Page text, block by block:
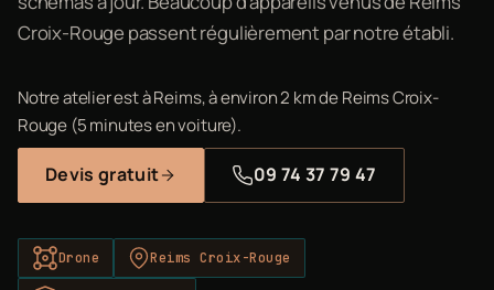
Croix-Rouge passent régulièrement par notre établi.
Notre atelier est à Reims, à environ 2 km de Reims Croix-
Rouge (5 minutes en voiture).
Devis gratuit 09 74 37 79 47
Drone Reims Croix-Rouge